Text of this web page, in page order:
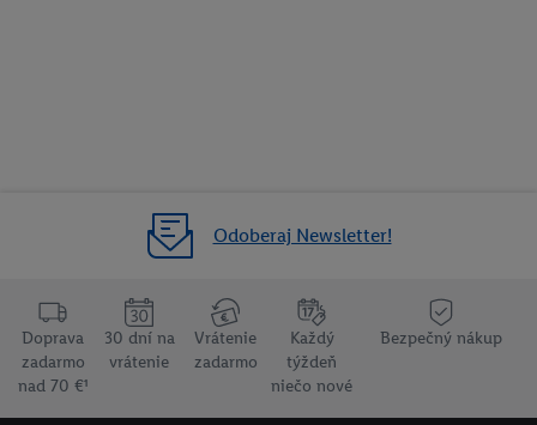
Odoberaj Newsletter!
Doprava
zadarmo
nad 70 €¹
30 dní na
vrátenie
Vrátenie
zadarmo
Každý
týždeň
niečo nové
Bezpečný nákup